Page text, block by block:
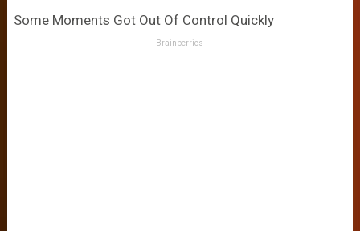
Some Moments Got Out Of Control Quickly
Brainberries